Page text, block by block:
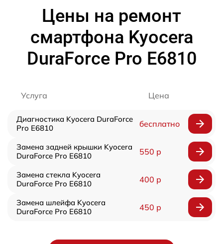
Цены на ремонт
смартфона Kyocera
DuraForce Pro E6810
Услуга Цена
Диагностика Kyocera DuraForce
Pro E6810
бесплатно
Замена задней крышки Kyocera
DuraForce Pro E6810
550 р
Замена стекла Kyocera
DuraForce Pro E6810
400 р
Замена шлейфа Kyocera
DuraForce Pro E6810
450 р